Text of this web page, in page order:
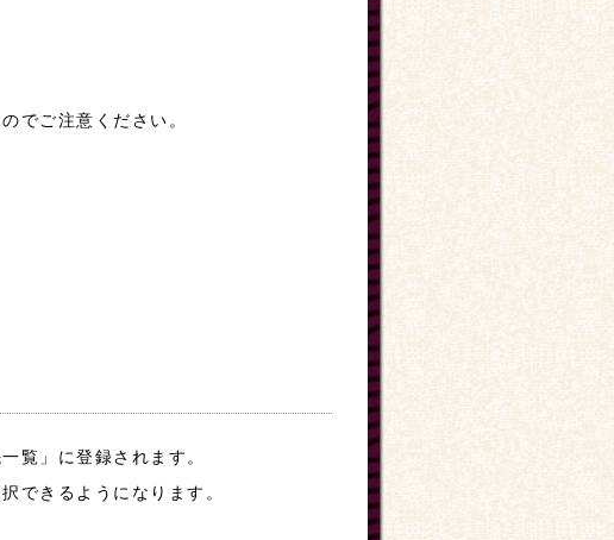
でご注意ください。
覧」に登録されます。
できるようになります。